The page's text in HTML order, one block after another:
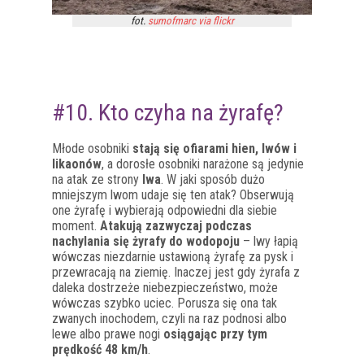
fot. sumofmarc via flickr
#10. Kto czyha na żyrafę?
Młode osobniki stają się ofiarami hien, lwów i
likaonów, a dorosłe osobniki narażone są jedynie
na atak ze strony lwa. W jaki sposób dużo
mniejszym lwom udaje się ten atak? Obserwują
one żyrafę i wybierają odpowiedni dla siebie
moment. Atakują zazwyczaj podczas
nachylania się żyrafy do wodopoju – lwy łapią
wówczas niezdarnie ustawioną żyrafę za pysk i
przewracają na ziemię. Inaczej jest gdy żyrafa z
daleka dostrzeże niebezpieczeństwo, może
wówczas szybko uciec. Porusza się ona tak
zwanych inochodem, czyli na raz podnosi albo
lewe albo prawe nogi osiągając przy tym
prędkość 48 km/h.